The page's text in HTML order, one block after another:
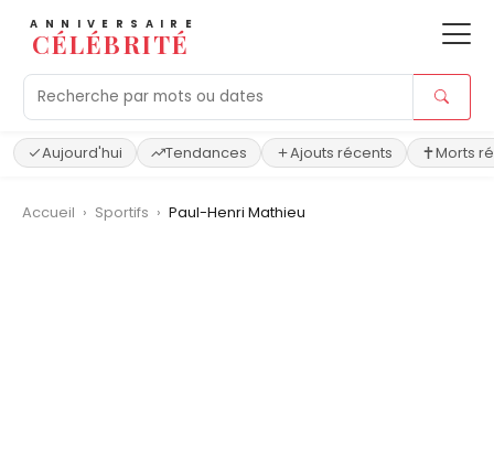
ANNIVERSAIRE
CÉLÉBRITÉ
Aujourd'hui Tendances Ajouts récents Morts
Accueil › Sportifs › Paul-Henri Mathieu